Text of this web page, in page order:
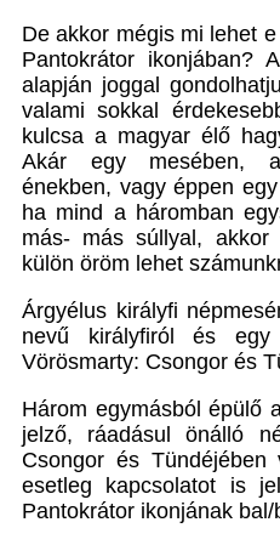
De akkor mégis mi lehet
Pantokrátor ikonjában?
alapján joggal
valami sokkal
kulcsa a magyar élő
Akár egy mesében,
énekben, vagy éppen
ha mind a háromban
más- más súllyal, akkor
külön öröm lehet
Árgyélus királyfi
nevű királyfiról és egy
Vörösmarty: Csongor és
Három egymásból épülő
jelző, ráadásul önálló
Csongor és Tündéjében
esetleg kapcsolatot is
Pantokrátor ikonjának bal/